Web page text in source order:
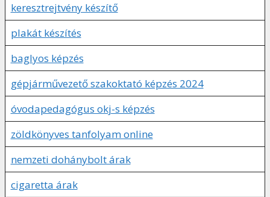
keresztrejtvény készítő
plakát készítés
baglyos képzés
gépjárművezető szakoktató képzés 2024
óvodapedagógus okj-s képzés
zöldkönyves tanfolyam online
nemzeti dohánybolt árak
cigaretta árak